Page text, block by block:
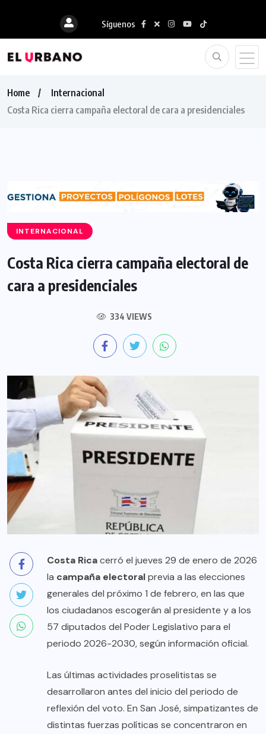
Síguenos
Home
Internacional
Costa Rica cierra campaña electoral de cara a presidenciales
INTERNACIONAL
Costa Rica cierra campaña electoral de
cara a presidenciales
334 VIEWS
Costa Ricacerró el jueves 29 de enero de 2026
la campaña electoralprevia a las elecciones
generales del próximo 1 de febrero, en las que
los ciudadanos escogerán al presidente y a los
57 diputados del Poder Legislativo para el
periodo 2026-2030, según información oficial.
Las últimas actividades proselitistas se
desarrollaron antes del inicio del periodo de
reflexión del voto. En San José, simpatizantes de
distintas fuerzas políticas se concentraron en